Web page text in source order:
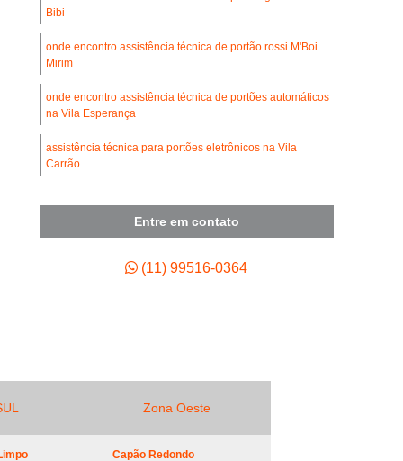
Automático Pivotante Duplo
Conserto de Portão de Ferro
Portão de Garagem
de Motor para Portão Automático
Empresa de Manutenção de Portão Automático
de Portão Automático Industrial
de Portão Basculante
de Portão de Alumínio
de Portão Portões de Garagem
para Portão Automático
Bibi
onde encontro assistência técnica de portão rossi M'Boi
Mirim
onde encontro assistência técnica de portões automáticos
na Vila Esperança
assistência técnica para portões eletrônicos na Vila
Carrão
assistência técnica de portão PPA preço em Jundiaí
Entre em contato
(11) 99516-0364
Zona Oeste
Capão Redondo